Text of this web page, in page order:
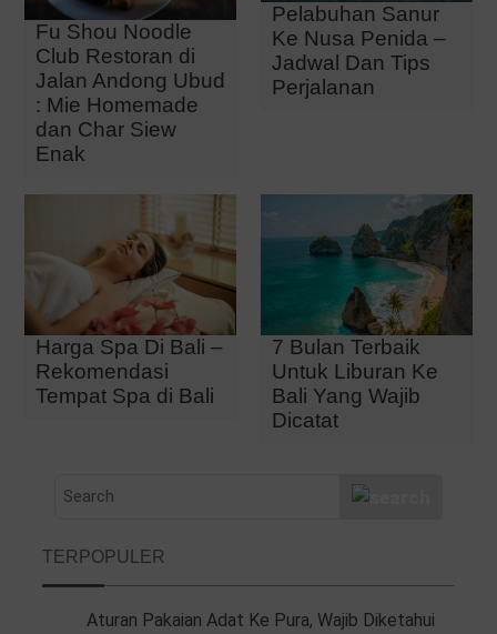
Fu Shou Noodle
Club Restoran di
Jalan Andong Ubud
: Mie Homemade
dan Char Siew
Enak
Pelabuhan Sanur
Ke Nusa Penida –
Jadwal Dan Tips
Perjalanan
Harga Spa Di Bali –
Rekomendasi
Tempat Spa di Bali
7 Bulan Terbaik
Untuk Liburan Ke
Bali Yang Wajib
Dicatat
TERPOPULER
Aturan Pakaian Adat Ke Pura, Wajib Diketahui